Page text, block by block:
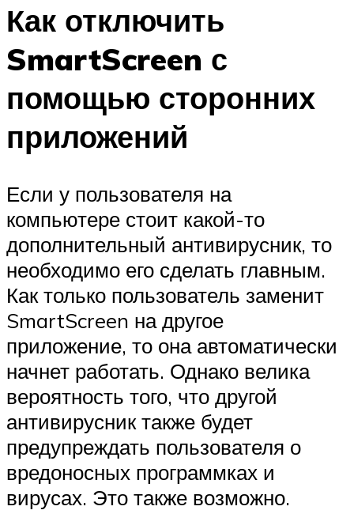
Как отключить
SmartScreen с
помощью сторонних
приложений
Если у пользователя на
компьютере стоит какой-то
дополнительный антивирусник, то
необходимо его сделать главным.
Как только пользователь заменит
SmartScreen на другое
приложение, то она автоматически
начнет работать. Однако велика
вероятность того, что другой
антивирусник также будет
предупреждать пользователя о
вредоносных программках и
вирусах. Это также возможно.